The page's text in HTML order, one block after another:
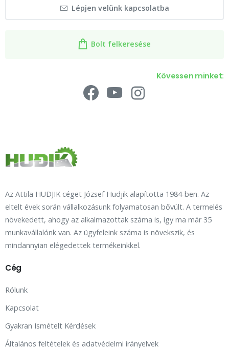
Lépjen velünk kapcsolatba
Bolt felkeresése
Kövessen minket:
Az Attila HUDJIK céget József Hudjik alapította 1984-ben. Az
eltelt évek során vállalkozásunk folyamatosan bővült. A termelés
növekedett, ahogy az alkalmazottak száma is, így ma már 35
munkavállalónk van. Az ügyfeleink száma is növekszik, és
mindannyian elégedettek termékeinkkel.
Cég
Rólunk
Kapcsolat
Gyakran Ismételt Kérdések
Általános feltételek és adatvédelmi irányelvek